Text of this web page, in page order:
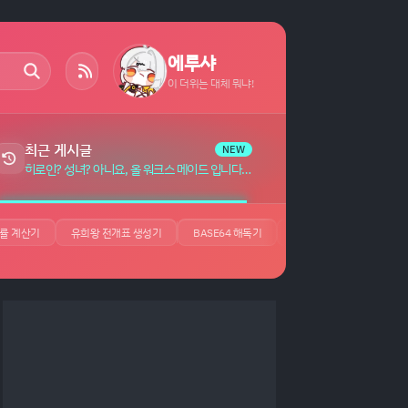
에루샤
이 더위는 대체 뭐냐!
최근 게시글 NEW
히로인? 성녀? 아니요, 올 워크스 메이드 입니다! (자랑) 자막 (7)
계산기 유희왕 전개표 생성기 BASE64 해독기